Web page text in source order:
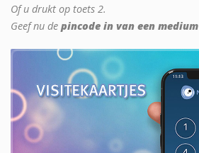
Of u drukt op toets 2.
Geef nu de pincode in van een medium